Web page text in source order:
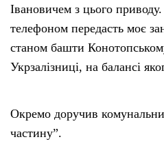
Івановичем з цього
телефоном передасть моє
станом башти
Укрзалізниці, на балансі
Окремо доручив
частину”.